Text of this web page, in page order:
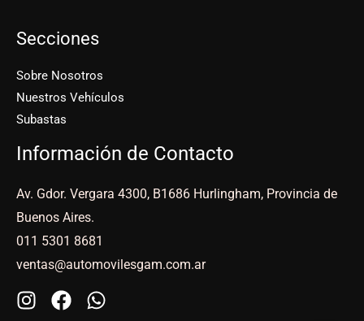
Secciones
Sobre Nosotros
Nuestros Vehículos
Subastas
Información de Contacto
Av. Gdor. Vergara 4300, B1686 Hurlingham, Provincia de
Buenos Aires.
011 5301 8681
ventas@automovilesgam.com.ar